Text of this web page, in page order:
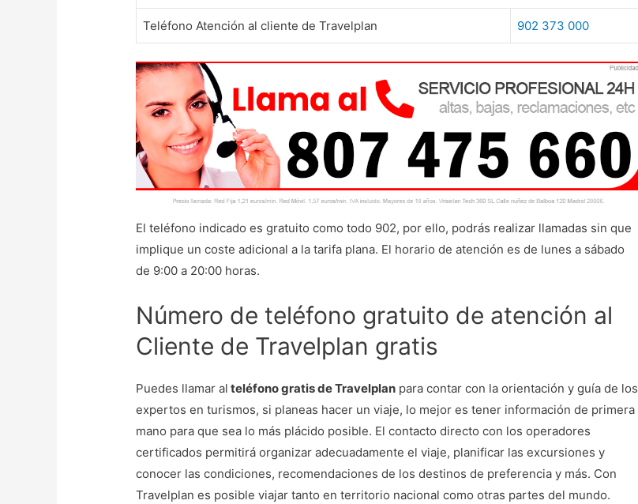
Teléfono Atención al cliente de Travelplan 902 373 000
El teléfono indicado es gratuito como todo 902, por ello, podrás realizar llamadas sin que
implique un coste adicional a la tarifa plana. El horario de atención es de lunes a sábado
de 9:00 a 20:00 horas.
Número de teléfono gratuito de atención al
Cliente de Travelplan gratis
Puedes llamar al teléfono gratis de Travelplan para contar con la orientación y guía de los
expertos en turismos, si planeas hacer un viaje, lo mejor es tener información de primera
mano para que sea lo más plácido posible. El contacto directo con los operadores
certificados permitirá organizar adecuadamente el viaje, planificar las excursiones y
conocer las condiciones, recomendaciones de los destinos de preferencia y más. Con
Travelplan es posible viajar tanto en territorio nacional como otras partes del mundo.